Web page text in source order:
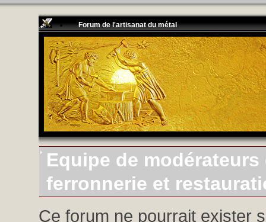
Forum de l'artisanat du métal
Equipe de
ferronnerie et
Ce forum ne pourrait exister